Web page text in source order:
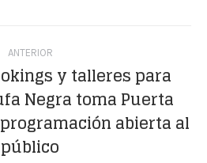
ANTERIOR
Publicación
anterior:
y talleres para
Negra toma Puerta
abierta al
público